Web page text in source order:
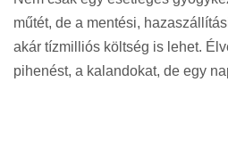
műtét, de a mentési,
akár tízmilliós költség is lehet.
pihenést, a kalandokat, de egy